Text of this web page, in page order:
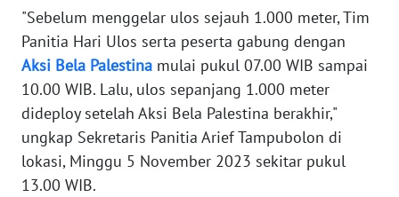
"Sebelum menggelar ulos sejauh 1.000 meter, Tim
Panitia Hari Ulos serta peserta gabung dengan
Aksi Bela Palestina mulai pukul 07.00 WIB sampai
10.00 WIB. Lalu, ulos sepanjang 1.000 meter
dideploy setelah Aksi Bela Palestina berakhir,"
ungkap Sekretaris Panitia Arief Tampubolon di
lokasi, Minggu 5 November 2023 sekitar pukul
13.00 WIB.
WN
NTB
WN
SULTENG
WN
SULBAR